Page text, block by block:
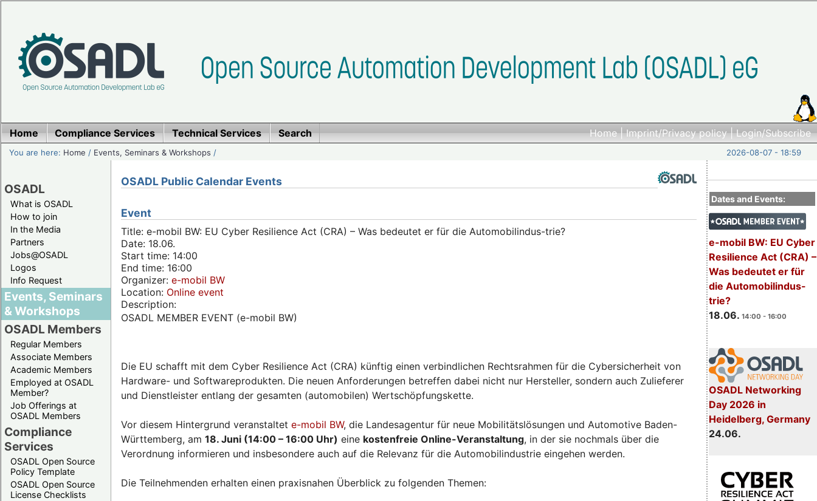
Home|Imprint/Privacy policy|Login/Subscribe
Home Compliance Services Technical Services Search
You are here: Home / Events, Seminars & Workshops / 2026-08-07 - 18:59
OSADL
What is OSADL
How to join
In the Media
Partners
Jobs@OSADL
Logos
Info Request
Events, Seminars
& Workshops
OSADL Members
Regular Members
Associate Members
Academic Members
Employed at OSADL
Member?
Job Offerings at
OSADL Members
Compliance
Services
OSADL Open Source
Policy Template
OSADL Open Source
License Checklists
Dates and Events:
e-mobil BW: EU Cyber
Resilience Act (CRA) –
Was bedeutet er für
die Automobilindus-
trie?
18.06. 14:00 - 16:00
OSADL Networking
Day 2026 in
Heidelberg, Germany
24.06.
OSADL Public Calendar Events
Event
Title: e-mobil BW: EU Cyber Resilience Act (CRA) – Was bedeutet er für die Automobilindus-trie?
Date: 18.06.
Start time: 14:00
End time: 16:00
Organizer: e-mobil BW
Location: Online event
Description:
OSADL MEMBER EVENT (e-mobil BW)
Die EU schafft mit dem Cyber Resilience Act (CRA) künftig einen verbindlichen Rechtsrahmen für die Cybersicherheit von
Hardware- und Softwareprodukten. Die neuen Anforderungen betreffen dabei nicht nur Hersteller, sondern auch Zulieferer
und Dienstleister entlang der gesamten (automobilen) Wertschöpfungskette.
Vor diesem Hintergrund veranstaltet e-mobil BW, die Landesagentur für neue Mobilitätslösungen und Automotive Baden-
Württemberg, am 18. Juni (14:00 – 16:00 Uhr) eine kostenfreie Online-Veranstaltung, in der sie nochmals über die
Verordnung informieren und insbesondere auch auf die Relevanz für die Automobilindustrie eingehen werden.
Die Teilnehmenden erhalten einen praxisnahen Überblick zu folgenden Themen: